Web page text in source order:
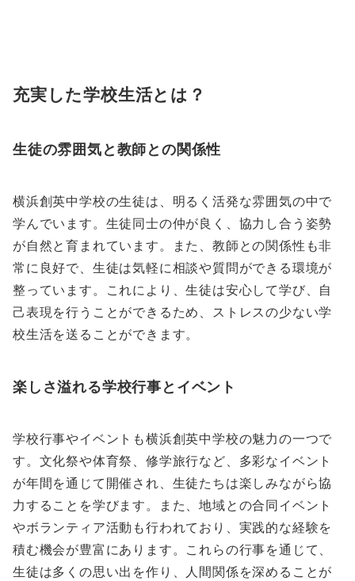
充実した学校生活とは？
生徒の雰囲気と教師との関係性
横浜創英中学校の生徒は、明るく活発な雰囲気の中で
学んでいます。生徒同士の仲が良く、協力し合う姿勢
が自然と育まれています。また、教師との関係性も非
常に良好で、生徒は気軽に相談や質問ができる環境が
整っています。これにより、生徒は安心して学び、自
己表現を行うことができるため、ストレスの少ない学
校生活を送ることができます。
楽しさ溢れる学校行事とイベント
学校行事やイベントも横浜創英中学校の魅力の一つで
す。文化祭や体育祭、修学旅行など、多彩なイベント
が年間を通じて開催され、生徒たちは楽しみながら協
力することを学びます。また、地域との合同イベント
やボランティア活動も行われており、実践的な経験を
積む機会が豊富にあります。これらの行事を通じて、
生徒は多くの思い出を作り、人間関係を深めることが